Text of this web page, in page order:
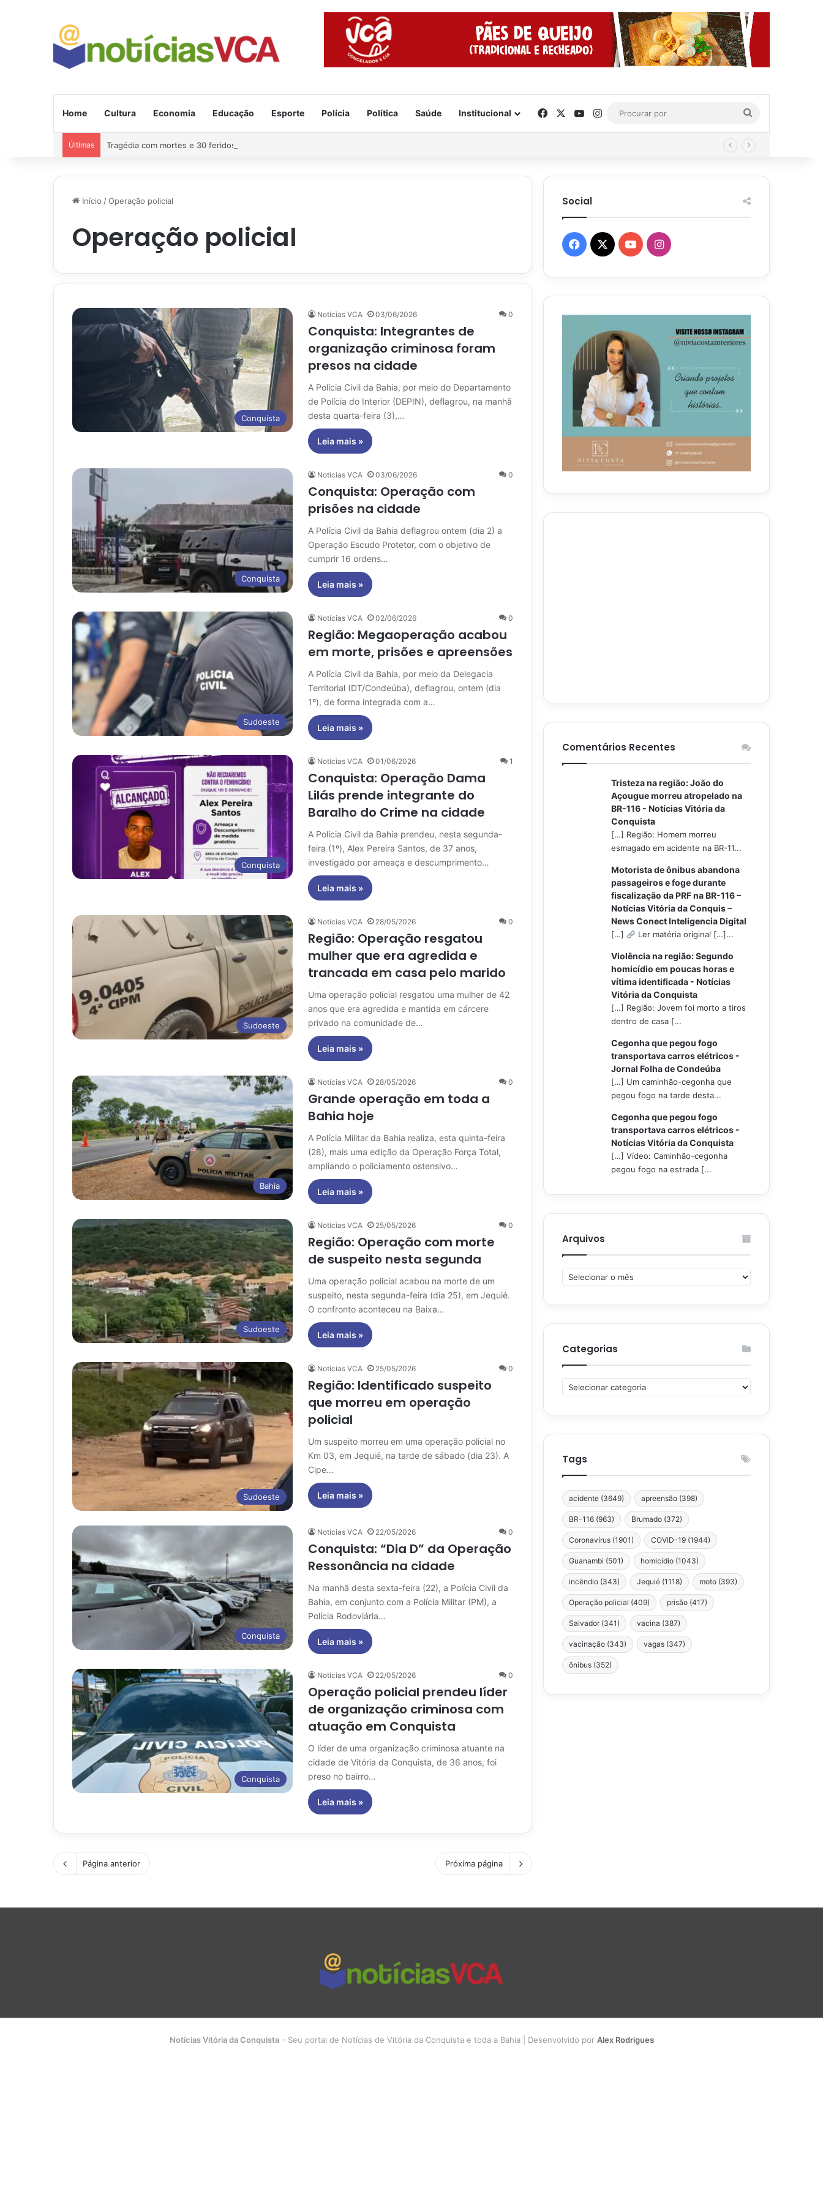
Home Cultura Economia Educação Esporte Polícia Política Saúde Institucional FacebookYouTube
Instagram
por
Últimas Tragédia com mortes e 30 feridos na estrada
Início /Operação policial
Operação policial
Conquista
Notícias VCA 03/06/2026 0
Conquista: Integrantes de
organização criminosa foram
presos na cidade
A Polícia Civil da Bahia, por meio do Departamento
de Polícia do Interior (DEPIN), deflagrou, na manhã
desta quarta-feira (3),…
Leia mais »
Conquista
Notícias VCA 03/06/2026 0
Conquista: Operação com
prisões na cidade
A Polícia Civil da Bahia deflagrou ontem (dia 2) a
Operação Escudo Protetor, com o objetivo de
cumprir 16 ordens…
Leia mais »
Sudoeste
Notícias VCA 02/06/2026 0
Região: Megaoperação acabou
em morte, prisões e apreensões
A Polícia Civil da Bahia, por meio da Delegacia
Territorial (DT/Condeúba), deflagrou, ontem (dia
1º), de forma integrada com a…
Leia mais »
Conquista
Notícias VCA 01/06/2026 1
Conquista: Operação Dama
Lilás prende integrante do
Baralho do Crime na cidade
A Polícia Civil da Bahia prendeu, nesta segunda-
feira (1º), Alex Pereira Santos, de 37 anos,
investigado por ameaça e descumprimento…
Leia mais »
Sudoeste
Notícias VCA 28/05/2026 0
Região: Operação resgatou
mulher que era agredida e
trancada em casa pelo marido
Uma operação policial resgatou uma mulher de 42
anos que era agredida e mantida em cárcere
privado na comunidade de…
Leia mais »
Bahia
Notícias VCA 28/05/2026 0
Grande operação em toda a
Bahia hoje
A Polícia Militar da Bahia realiza, esta quinta-feira
(28), mais uma edição da Operação Força Total,
ampliando o policiamento ostensivo…
Leia mais »
Sudoeste
Notícias VCA 25/05/2026 0
Região: Operação com morte
de suspeito nesta segunda
Uma operação policial acabou na morte de um
suspeito, nesta segunda-feira (dia 25), em Jequié.
O confronto aconteceu na Baixa…
Leia mais »
Sudoeste
Notícias VCA 25/05/2026 0
Região: Identificado suspeito
que morreu em operação
policial
Um suspeito morreu em uma operação policial no
Km 03, em Jequié, na tarde de sábado (dia 23). A
Cipe…
Leia mais »
Conquista
Notícias VCA 22/05/2026 0
Conquista: “Dia D” da Operação
Ressonância na cidade
Na manhã desta sexta-feira (22), a Polícia Civil da
Bahia, em conjunto com a Polícia Militar (PM), a
Polícia Rodoviária…
Leia mais »
Conquista
Notícias VCA 22/05/2026 0
Operação policial prendeu líder
de organização criminosa com
atuação em Conquista
O líder de uma organização criminosa atuante na
cidade de Vitória da Conquista, de 36 anos, foi
preso no bairro…
Leia mais »
Página anterior Próxima página
Social
Facebook
X YouTubeInstagram
Comentários Recentes
Tristeza na região: João do
Açougue morreu atropelado na
BR-116 - Notícias Vitória da
Conquista
[…] Região: Homem morreu
esmagado em acidente na BR-11...
Motorista de ônibus abandona
passageiros e foge durante
fiscalização da PRF na BR-116 –
Notícias Vitória da Conquis –
News Conect Inteligencia Digital
[…] Ler matéria original […]...
Violência na região: Segundo
homicídio em poucas horas e
vítima identificada - Notícias
Vitória da Conquista
[…] Região: Jovem foi morto a tiros
dentro de casa [...
Cegonha que pegou fogo
transportava carros elétricos -
Jornal Folha de Condeúba
[…] Um caminhão-cegonha que
pegou fogo na tarde desta...
Cegonha que pegou fogo
transportava carros elétricos -
Notícias Vitória da Conquista
[…] Vídeo: Caminhão-cegonha
pegou fogo na estrada [...
Arquivos
Arquivos
Categorias
Categorias
Tags
acidente (3649) apreensão (398)
BR-116 (963) Brumado (372)
Coronavírus (1901) COVID-19 (1944)
Guanambi (501) homicídio (1043)
incêndio (343) Jequié (1118) moto (393)
Operação policial (409) prisão (417)
Salvador (341) vacina (387)
vacinação (343) vagas (347)
ônibus (352)
Notícias Vitória da Conquista- Seu portal de Notícias de Vitória da Conquista e toda a Bahia | Desenvolvido por Alex Rodrigues